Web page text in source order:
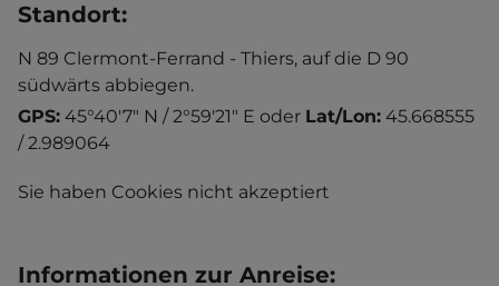
Standort:
N 89 Clermont-Ferrand - Thiers, auf die D 90
südwärts abbiegen.
GPS: 45°40'7" N / 2°59'21" E oder Lat/Lon: 45.668555
/ 2.989064
Sie haben Cookies nicht akzeptiert
Informationen zur Anreise: